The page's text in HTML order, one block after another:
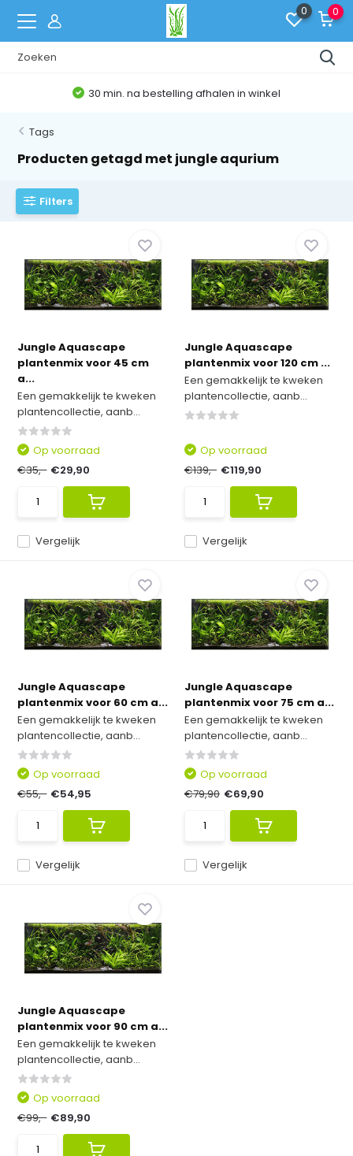
0 0
30 min. na bestelling afhalen in winkel
Tags
Producten getagd met jungle aqurium
Filters
Jungle Aquascape
plantenmix voor 45 cm
a...
Een gemakkelijk te kweken
plantencollectie, aanb...
Vergelijk
Op voorraad
€35,- €29,90
Jungle Aquascape
plantenmix voor 120 cm ...
Een gemakkelijk te kweken
plantencollectie, aanb...
Vergelijk
Op voorraad
€139,- €119,90
Jungle Aquascape
plantenmix voor 60 cm a...
Een gemakkelijk te kweken
plantencollectie, aanb...
Vergelijk
Op voorraad
€55,- €54,95
Jungle Aquascape
plantenmix voor 75 cm a...
Een gemakkelijk te kweken
plantencollectie, aanb...
Vergelijk
Op voorraad
€79,90 €69,90
Jungle Aquascape
plantenmix voor 90 cm a...
Een gemakkelijk te kweken
plantencollectie, aanb...
Op voorraad
€99,- €89,90